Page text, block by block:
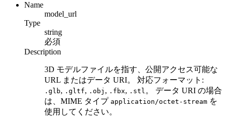
Name
model_url
Type
string
必須
Description
3D モデルファイルを指す、公開アクセス可能な
URL またはデータ URI。 対応フォーマット:
.glb, .gltf, .obj , .fbx, .stl 。 データ URI の場合
は、MIME タイプ application/octet-stream を
使用してください。